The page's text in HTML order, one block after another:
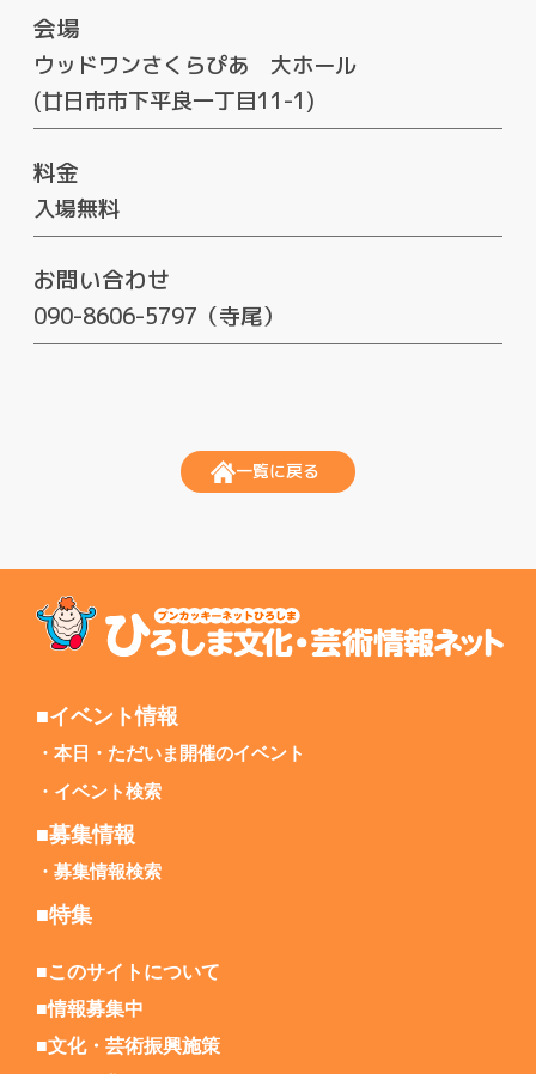
会場
ウッドワンさくらぴあ 大ホール
(廿日市市下平良一丁目11-1)
料金
入場無料
お問い合わせ
090-8606-5797（寺尾）
一覧に戻る
■イベント情報
本日・ただいま開催のイベント
イベント検索
■募集情報
募集情報検索
■特集
■このサイトについて
■情報募集中
■文化・芸術振興施策